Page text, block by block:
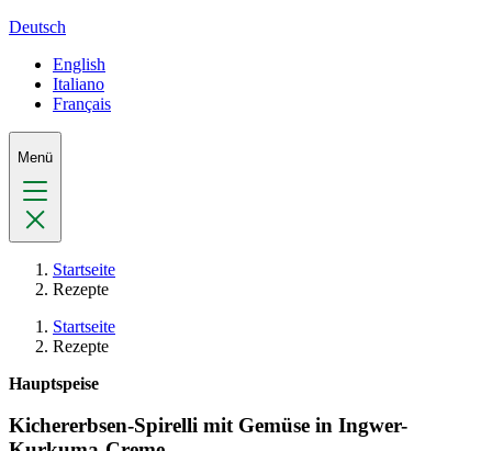
Deutsch
English
Italiano
Français
Menü
Startseite
Rezepte
Startseite
Rezepte
Hauptspeise
Kichererbsen-Spirelli mit Gemüse in Ingwer-